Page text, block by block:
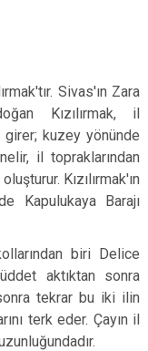
Sivas'ın Zara
Kızılırmak, il
kuzey yönünde
il topraklarından
Kızılırmak'ın
Kapulukaya Barajı
biri Delice
aktıktan sonra
tekrar bu iki ilin
terk eder. Çayın il